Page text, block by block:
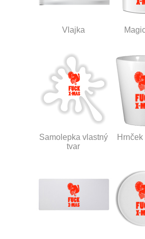
Vlajka
Samolepka vlastný
tvar
Hrnček